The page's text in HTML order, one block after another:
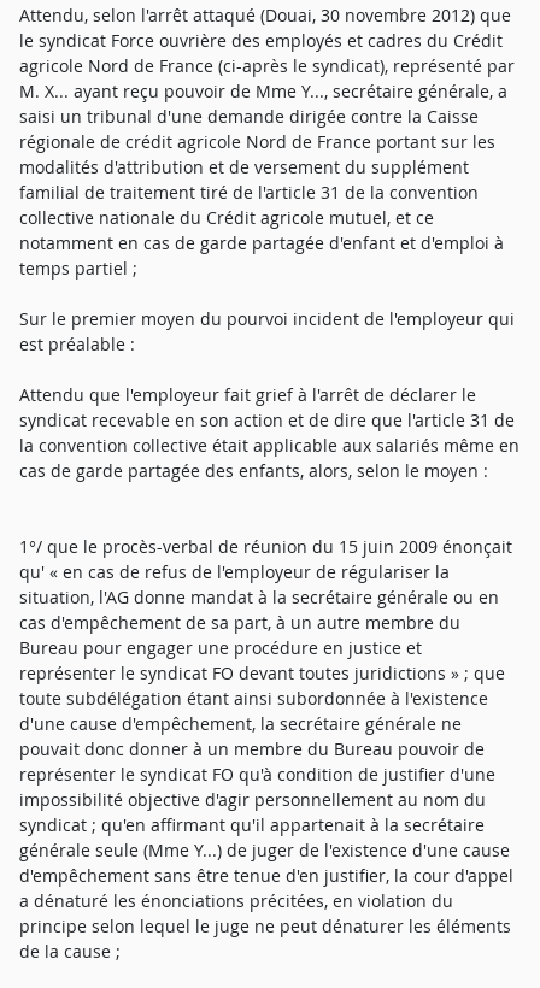
Attendu, selon l'arrêt attaqué (Douai, 30 novembre 2012) que
le syndicat Force ouvrière des employés et cadres du Crédit
agricole Nord de France (ci-après le syndicat), représenté par
M. X... ayant reçu pouvoir de Mme Y..., secrétaire générale, a
saisi un tribunal d'une demande dirigée contre la Caisse
régionale de crédit agricole Nord de France portant sur les
modalités d'attribution et de versement du supplément
familial de traitement tiré de l'article 31 de la convention
collective nationale du Crédit agricole mutuel, et ce
notamment en cas de garde partagée d'enfant et d'emploi à
temps partiel ;
Sur le premier moyen du pourvoi incident de l'employeur qui
est préalable :
Attendu que l'employeur fait grief à l'arrêt de déclarer le
syndicat recevable en son action et de dire que l'article 31 de
la convention collective était applicable aux salariés même en
cas de garde partagée des enfants, alors, selon le moyen :
1°/ que le procès-verbal de réunion du 15 juin 2009 énonçait
qu' « en cas de refus de l'employeur de régulariser la
situation, l'AG donne mandat à la secrétaire générale ou en
cas d'empêchement de sa part, à un autre membre du
Bureau pour engager une procédure en justice et
représenter le syndicat FO devant toutes juridictions » ; que
toute subdélégation étant ainsi subordonnée à l'existence
d'une cause d'empêchement, la secrétaire générale ne
pouvait donc donner à un membre du Bureau pouvoir de
représenter le syndicat FO qu'à condition de justifier d'une
impossibilité objective d'agir personnellement au nom du
syndicat ; qu'en affirmant qu'il appartenait à la secrétaire
générale seule (Mme Y...) de juger de l'existence d'une cause
d'empêchement sans être tenue d'en justifier, la cour d'appel
a dénaturé les énonciations précitées, en violation du
principe selon lequel le juge ne peut dénaturer les éléments
de la cause ;